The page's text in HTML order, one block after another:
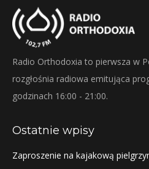
Radio Orthodoxia to pierwsza w
rozgłośnia radiowa emitująca
godzinach 16:00 - 21:00.
Ostatnie wpisy
Zaproszenie na kajakową